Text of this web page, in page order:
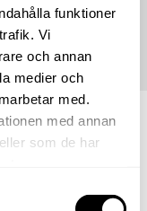
funktioner
Vi
och annan
medier och
med.
med annan
som de har
alltid de
Henric